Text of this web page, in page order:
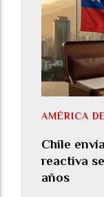
Chile
reactiva
años
AMÉRICA